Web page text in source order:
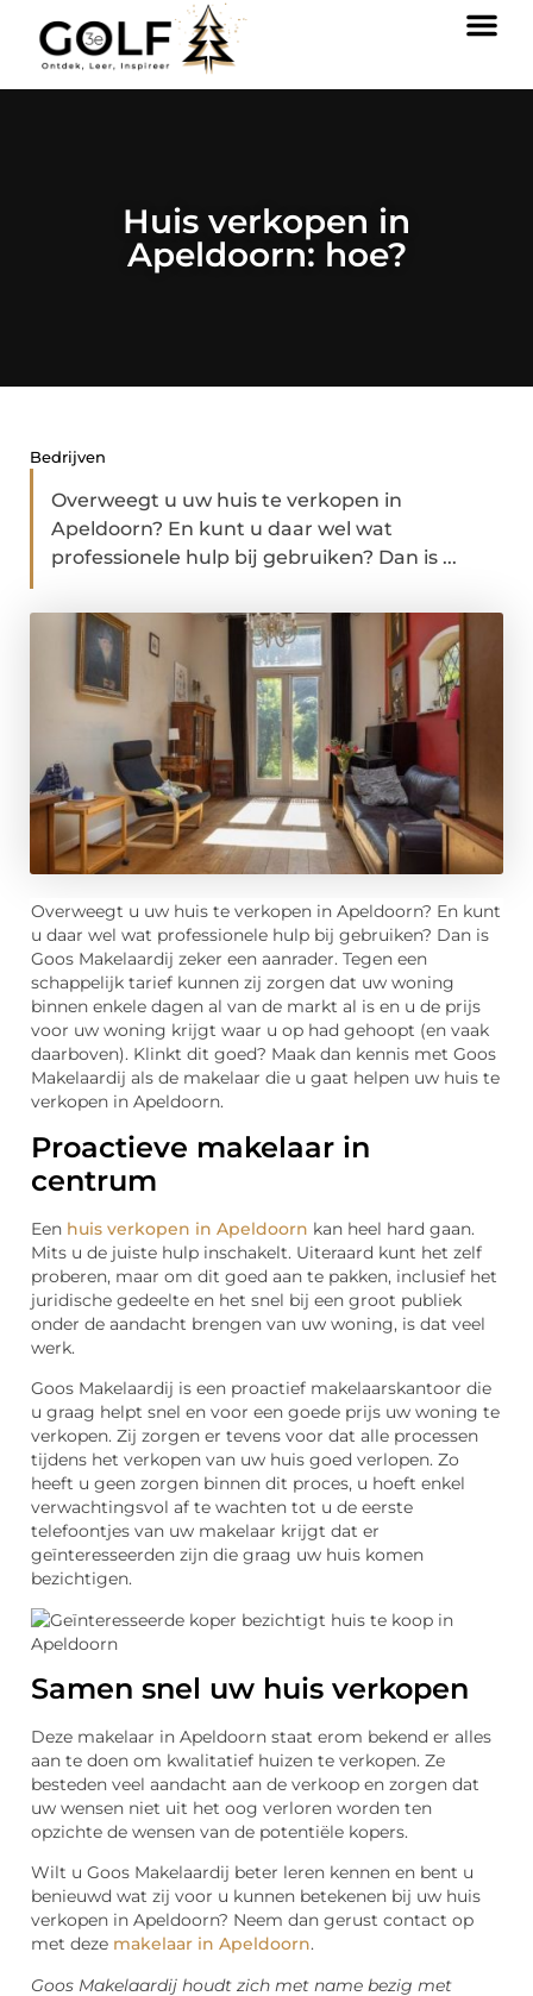
Huis verkopen in
Apeldoorn: hoe?
Bedrijven
Overweegt u uw huis te verkopen in
Apeldoorn? En kunt u daar wel wat
professionele hulp bij gebruiken? Dan is ...
Overweegt u uw huis te verkopen in Apeldoorn? En kunt
u daar wel wat professionele hulp bij gebruiken? Dan is
Goos Makelaardij zeker een aanrader. Tegen een
schappelijk tarief kunnen zij zorgen dat uw woning
binnen enkele dagen al van de markt al is en u de prijs
voor uw woning krijgt waar u op had gehoopt (en vaak
daarboven). Klinkt dit goed? Maak dan kennis met Goos
Makelaardij als de makelaar die u gaat helpen uw huis te
verkopen in Apeldoorn.
Proactieve makelaar in
centrum
Een huis verkopen in Apeldoorn kan heel hard gaan.
Mits u de juiste hulp inschakelt. Uiteraard kunt het zelf
proberen, maar om dit goed aan te pakken, inclusief het
juridische gedeelte en het snel bij een groot publiek
onder de aandacht brengen van uw woning, is dat veel
werk.
Goos Makelaardij is een proactief makelaarskantoor die
u graag helpt snel en voor een goede prijs uw woning te
verkopen. Zij zorgen er tevens voor dat alle processen
tijdens het verkopen van uw huis goed verlopen. Zo
heeft u geen zorgen binnen dit proces, u hoeft enkel
verwachtingsvol af te wachten tot u de eerste
telefoontjes van uw makelaar krijgt dat er
geïnteresseerden zijn die graag uw huis komen
bezichtigen.
Samen snel uw huis verkopen
Deze makelaar in Apeldoorn staat erom bekend er alles
aan te doen om kwalitatief huizen te verkopen. Ze
besteden veel aandacht aan de verkoop en zorgen dat
uw wensen niet uit het oog verloren worden ten
opzichte de wensen van de potentiële kopers.
Wilt u Goos Makelaardij beter leren kennen en bent u
benieuwd wat zij voor u kunnen betekenen bij uw huis
verkopen in Apeldoorn? Neem dan gerust contact op
met deze makelaar in Apeldoorn.
Goos Makelaardij houdt zich met name bezig met